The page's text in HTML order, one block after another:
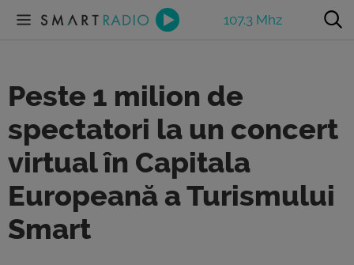
107.3 Mhz
Peste 1 milion de
spectatori la un concert
virtual în Capitala
Europeană a Turismului
Smart